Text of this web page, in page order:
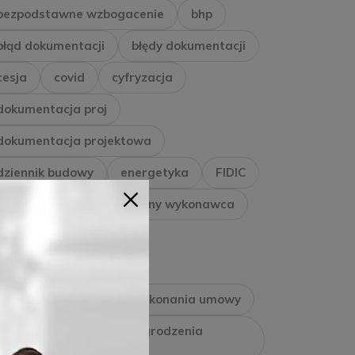
wzbogacenie bhp
dokumentacji błędy dokumentacji
covid cyfryzacja
proj
projektowa
budowy energetyka FIDIC
generalny wykonawca
gwarancja należytego wykonania umowy
gwarancja zapłaty wynagrodzenia
wykonawcy